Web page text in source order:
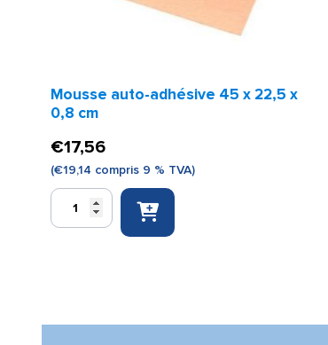
Mousse auto-adhésive 45 x 22,5 x
0,8 cm
€17,56
(€19,14 compris 9 % TVA)
quantité
22,5